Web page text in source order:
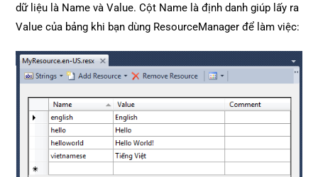
dữ liệu là Name và Value. Cột Name là định danh giúp lấy ra
Value của bảng khi bạn dùng ResourceManager để làm việc: